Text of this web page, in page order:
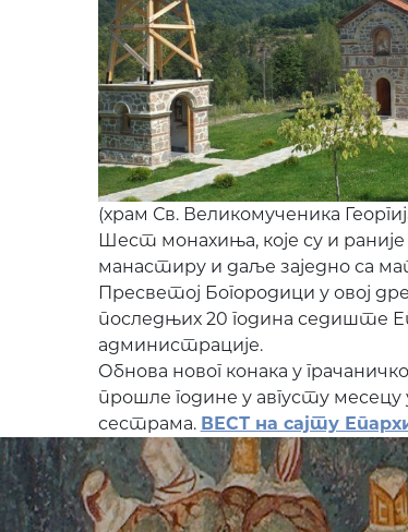
(храм Св. Великомученика
Шест монахиња, које су и
манастиру и даље заједно са
Пресветој Богородици у овој
последњих 20 година седиште
администрације.
Обнова новог конака у
прошле године у августу
сестрама. ВЕСТ на сајту